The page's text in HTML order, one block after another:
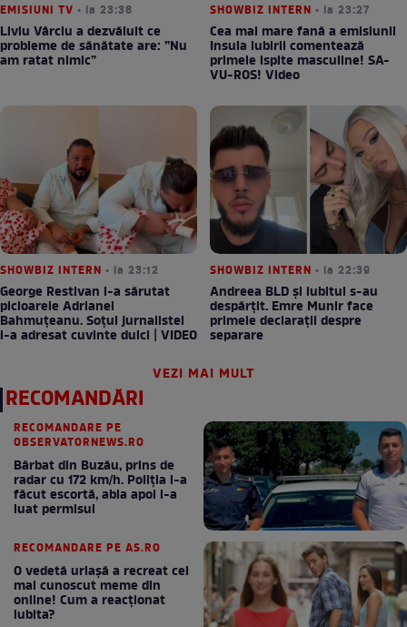
EMISIUNI TV • la 23:38
Liviu Vârciu a dezvăluit ce
probleme de sănătate are: ”Nu
am ratat nimic”
SHOWBIZ INTERN • la 23:27
Cea mai mare fană a emisiunii
Insula iubirii comentează
primele ispite masculine! SA-
VU-ROS! Video
SHOWBIZ INTERN • la 23:12
George Restivan i-a sărutat
picioarele Adrianei
Bahmuțeanu. Soțul jurnalistei
i-a adresat cuvinte dulci | VIDEO
SHOWBIZ INTERN • la 22:39
Andreea BLD și iubitul s-au
despărțit. Emre Munir face
primele declarații despre
separare
VEZI MAI MULT
RECOMANDĂRI
RECOMANDARE PE
OBSERVATORNEWS.RO
Bărbat din Buzău, prins de
radar cu 172 km/h. Poliţia i-a
făcut escortă, abia apoi i-a
luat permisul
RECOMANDARE PE AS.RO
O vedetă uriașă a recreat cel
mai cunoscut meme din
online! Cum a reacționat
iubita?